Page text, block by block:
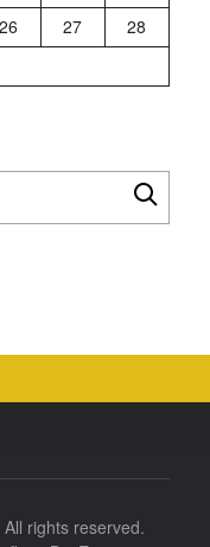
26 27
28
All rights reserved.